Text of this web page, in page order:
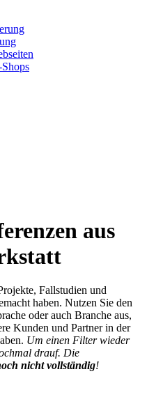
aus
Fallstudien und
haben. Nutzen Sie den
oder auch Branche aus,
Kunden und Partner in der
Um einen Filter wieder
drauf. Die
nicht vollständig!